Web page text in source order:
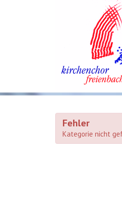
Fehler
Kategorie nicht